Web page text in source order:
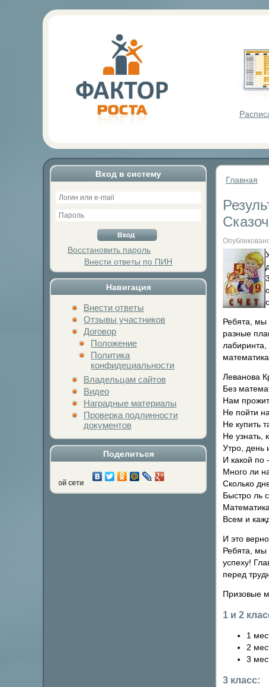
Вход в систему
Восстановить пароль
Внести ответы по ПИН
Навигация
Внести ответы
Отзывы участников
Договор
Положение
Политика
конфидециальности
Владельцам сайтов
Видео
Наградные материалы
Проверка подлинности
документов
Поделиться
Нажми на кнопку
Главная
Ребята, мы
разные
Леванова
Без
Нам
Не пойти
Не купить
Не узнать,
Утро, день
И какой по
Много ли
Сколько
Быстро ль
Всем и
И это
Ребята, мы
успеху!
перед
Призовые
1 и 2
1
2
3
3 класс: